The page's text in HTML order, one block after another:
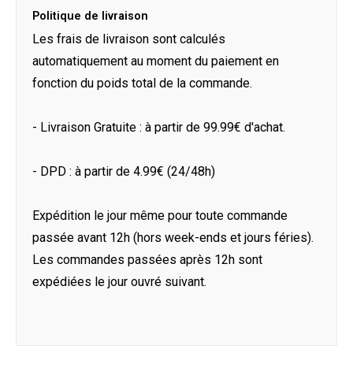
Politique de livraison
Les frais de livraison sont calculés
automatiquement au moment du paiement en
fonction du poids total de la commande.
- Livraison Gratuite : à partir de 99.99€ d'achat.
- DPD : à partir de 4.99€ (24/48h)
Expédition le jour même pour toute commande
passée avant 12h (hors week-ends et jours féries).
Les commandes passées après 12h sont
expédiées le jour ouvré suivant.